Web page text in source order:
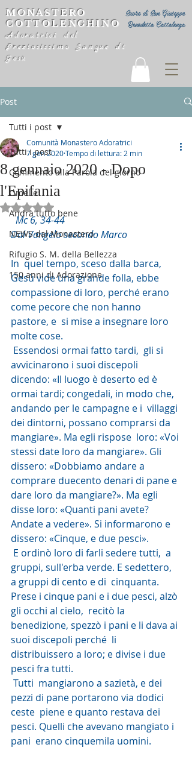
Suore di San Giuseppe
Benedetto Cottolengo
MONASTERO
COTTOLENGHINO
Adoratrici del
Preziosissimo Sangue di
Gesù
Post
Tutti i post
Commento alla Parola del giorno
Omelie
Andrà tutto bene
NEWS dal Monastero
Rifugio S. M. della Bellezza
150 anni di Adorazione
Tutti i post
8 gennaio 2020 - Dopo
l'Epifania
Comunità Monastero Adoratrici
7 gen 2020Tempo di lettura: 2 min
Valutazione NaN stelle su 5.
Mc 6, 34-44
Dal Vangelo secondo Marco
In  quel tempo, sceso dalla barca,
Gesù vide una grande folla, ebbe
compassione di loro, perché erano
come pecore che non hanno
pastore, e  si mise a insegnare loro
molte cose.
avvicinarono i suoi discepoli
dicendo: «Il luogo è deserto ed è
ormai tardi; congedali, in modo che,
andando per le campagne e i  villaggi
dei dintorni, possano comprarsi da
mangiare». Ma egli rispose  loro: «Voi
stessi date loro da mangiare». Gli
dissero: «Dobbiamo andare a
comprare duecento denari di pane e
dare loro da mangiare?». Ma egli
disse loro: «Quanti pani avete?
Andate a vedere». Si informarono e
dissero: «Cinque, e due pesci».
gruppi, sull'erba verde. E sedettero,
a gruppi di cento e di  cinquanta.
Prese i cinque pani e i due pesci, alzò
gli occhi al cielo,  recitò la
benedizione, spezzò i pani e li dava ai
suoi discepoli perché  li
distribuissero a loro; e divise i due
pesci fra tutti.
pezzi di pane portarono via dodici
ceste  piene e quanto restava dei
pesci. Quelli che avevano mangiato i
pani  erano cinquemila uomini.